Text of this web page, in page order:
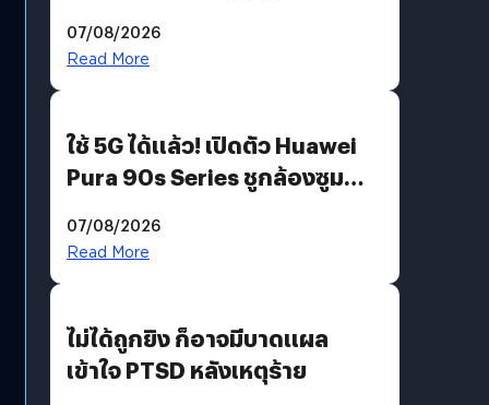
บริโภคและ B2B
07/08/2026
Read More
ใช้ 5G ได้แล้ว! เปิดตัว Huawei
Pura 90s Series ชูกล้องซูม
07/08/2026
Read More
ไม่ได้ถูกยิง ก็อาจมีบาดแผล
เข้าใจ PTSD หลังเหตุร้าย